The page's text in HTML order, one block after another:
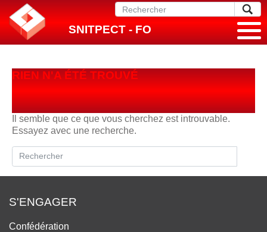
SNITPECT - FO
RIEN N'A ÉTÉ TROUVÉ
Il semble que ce que vous cherchez est introuvable.
Essayez avec une recherche.
S'ENGAGER
Confédération